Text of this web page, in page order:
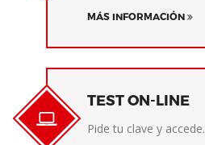
MÁS INFORMACIÓN
TEST ON-LINE
Pide tu clave y accede.